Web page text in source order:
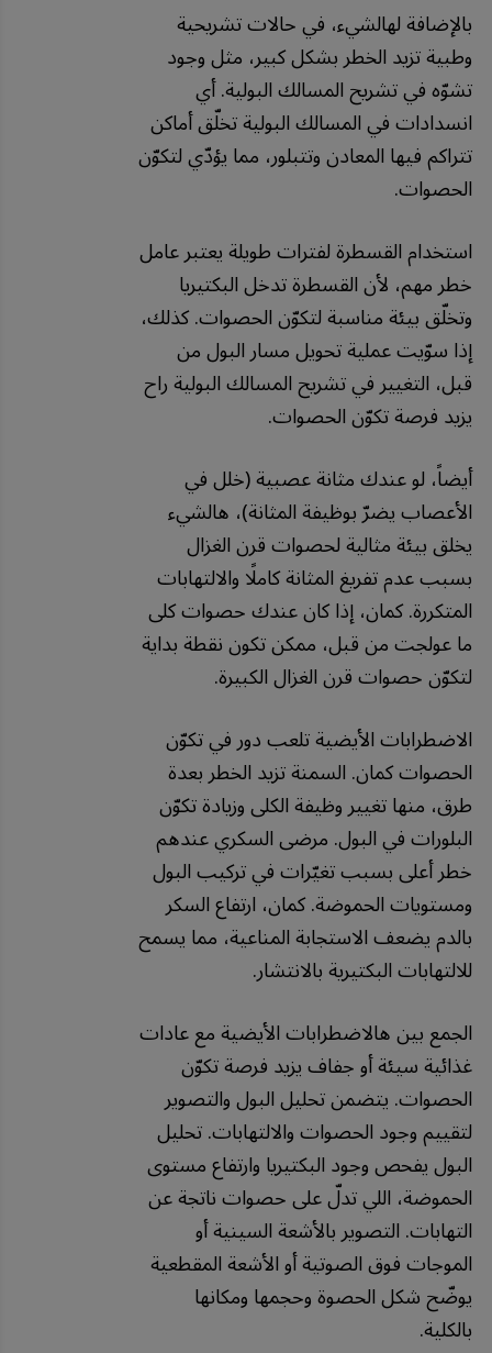
بالإضافة لهالشيء، في حالات تشريحية
وطبية تزيد الخطر بشكل كبير، مثل وجود
تشوّه في تشريح المسالك البولية. أي
انسدادات في المسالك البولية تخلّق أماكن
تتراكم فيها المعادن وتتبلور، مما يؤدّي لتكوّن
الحصوات.
استخدام القسطرة لفترات طويلة يعتبر عامل
خطر مهم، لأن القسطرة تدخل البكتيريا
وتخلّق بيئة مناسبة لتكوّن الحصوات. كذلك،
إذا سوّيت عملية تحويل مسار البول من
قبل، التغيير في تشريح المسالك البولية راح
يزيد فرصة تكوّن الحصوات.
أيضاً، لو عندك مثانة عصبية (خلل في
الأعصاب يضرّ بوظيفة المثانة)، هالشيء
يخلق بيئة مثالية لحصوات قرن الغزال
بسبب عدم تفريغ المثانة كاملًا والالتهابات
المتكررة. كمان، إذا كان عندك حصوات كلى
ما عولجت من قبل، ممكن تكون نقطة بداية
لتكوّن حصوات قرن الغزال الكبيرة.
الاضطرابات الأيضية تلعب دور في تكوّن
الحصوات كمان. السمنة تزيد الخطر بعدة
طرق، منها تغيير وظيفة الكلى وزيادة تكوّن
البلورات في البول. مرضى السكري عندهم
خطر أعلى بسبب تغيّرات في تركيب البول
ومستويات الحموضة. كمان، ارتفاع السكر
بالدم يضعف الاستجابة المناعية، مما يسمح
للالتهابات البكتيرية بالانتشار.
الجمع بين هالاضطرابات الأيضية مع عادات
غذائية سيئة أو جفاف يزيد فرصة تكوّن
الحصوات. يتضمن تحليل البول والتصوير
لتقييم وجود الحصوات والالتهابات. تحليل
البول يفحص وجود البكتيريا وارتفاع مستوى
الحموضة، اللي تدلّ على حصوات ناتجة عن
التهابات. التصوير بالأشعة السينية أو
الموجات فوق الصوتية أو الأشعة المقطعية
يوضّح شكل الحصوة وحجمها ومكانها
بالكلية.